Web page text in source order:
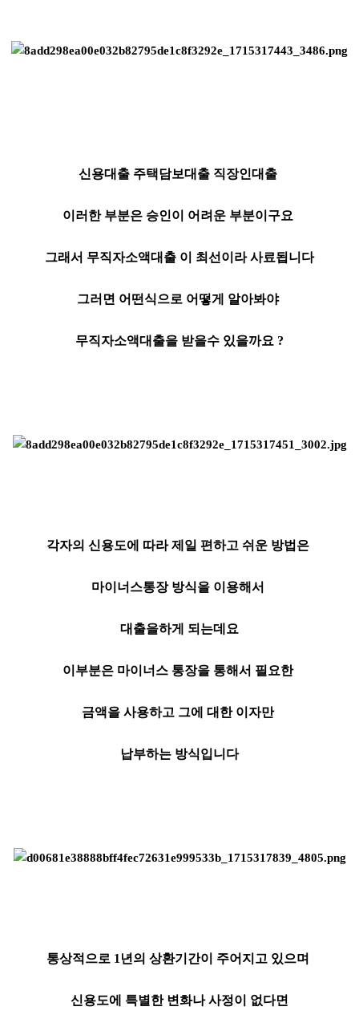
신용대출 주택담보대출 직장인대출
이러한 부분은 승인이 어려운 부분이구요
그래서 무직자소액대출 이 최선이라 사료됩니다
그러면 어떤식으로 어떻게 알아봐야
무직자소액대출을 받을수 있을까요 ?
각자의 신용도에 따라 제일 편하고 쉬운 방법은
마이너스통장 방식을 이용해서
대출을하게 되는데요
이부분은 마이너스 통장을 통해서 필요한
금액을 사용하고 그에 대한 이자만
납부하는 방식입니다
통상적으로 1년의 상환기간이 주어지고 있으며
신용도에 특별한 변화나 사정이 없다면